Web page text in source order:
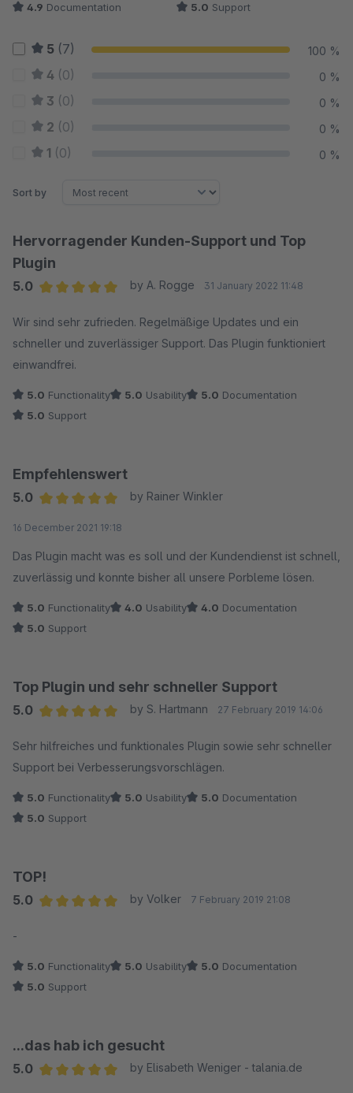
4.9 Documentation 5.0 Support
5 (7) 100 %
4 (0) 0 %
3 (0) 0 %
2 (0) 0 %
1 (0) 0 %
Sort by
Hervorragender Kunden-Support und Top
Plugin
5.0
by A. Rogge 31 January 2022 11:48
Wir sind sehr zufrieden. Regelmäßige Updates und ein
schneller und zuverlässiger Support. Das Plugin funktioniert
einwandfrei.
5.0 Functionality 5.0 Usability 5.0 Documentation
5.0 Support
Empfehlenswert
5.0
by Rainer Winkler
16 December 2021 19:18
Das Plugin macht was es soll und der Kundendienst ist schnell,
zuverlässig und konnte bisher all unsere Porbleme lösen.
5.0 Functionality 4.0 Usability 4.0 Documentation
5.0 Support
Top Plugin und sehr schneller Support
5.0
by S. Hartmann 27 February 2019 14:06
Sehr hilfreiches und funktionales Plugin sowie sehr schneller
Support bei Verbesserungsvorschlägen.
5.0 Functionality 5.0 Usability 5.0 Documentation
5.0 Support
TOP!
5.0
by Volker 7 February 2019 21:08
-
5.0 Functionality 5.0 Usability 5.0 Documentation
5.0 Support
...das hab ich gesucht
5.0
by Elisabeth Weniger - talania.de